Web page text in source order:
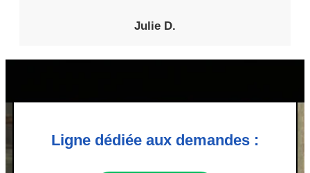
Julie D.
Ligne dédiée aux demandes :